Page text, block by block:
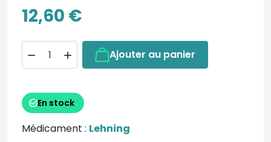
12,60 €
  Ajouter au panier
En stock
Médicament : Lehning